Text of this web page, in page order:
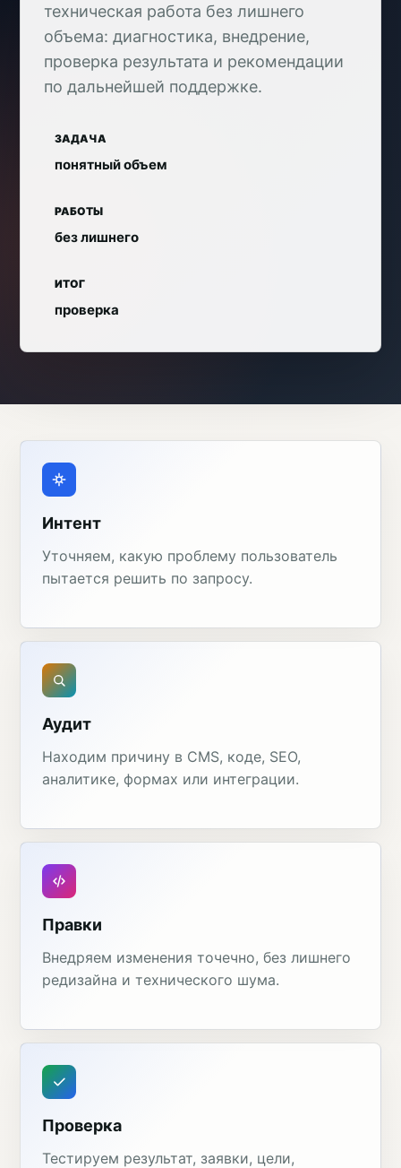
техническая работа без лишнего
объема: диагностика, внедрение,
проверка результата и рекомендации
по дальнейшей поддержке.
ЗАДАЧА
понятный объем
РАБОТЫ
без лишнего
ИТОГ
проверка
Интент
Уточняем, какую проблему пользователь
пытается решить по запросу.
Аудит
Находим причину в CMS, коде, SEO,
аналитике, формах или интеграции.
Правки
Внедряем изменения точечно, без лишнего
редизайна и технического шума.
Проверка
Тестируем результат, заявки, цели,